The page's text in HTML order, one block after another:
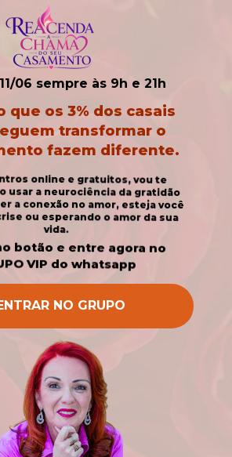
06 sempre às 9h e 21h
que os 3% dos casais
transformar o
fazem diferente.
online e gratuitos, vou te
usar a neurociência da gratidão
ou esperando o amor da sua
vida.
botão e entre agora no
VIP do whatsapp
NO GRUPO